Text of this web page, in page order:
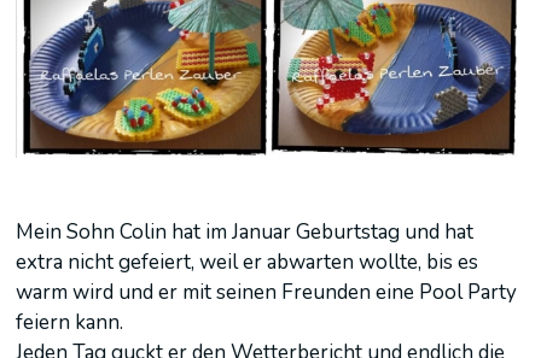
Mein Sohn Colin hat im Januar Geburtstag und hat
extra nicht gefeiert, weil er abwarten wollte, bis es
warm wird und er mit seinen Freunden eine Pool Party
feiern kann.
Jeden Tag guckt er den Wetterbericht und endlich die